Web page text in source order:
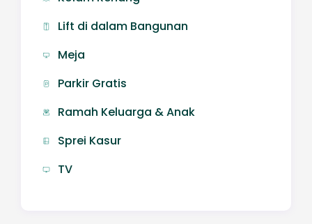
Lift di dalam Bangunan
Meja
Parkir Gratis
Ramah Keluarga & Anak
Sprei Kasur
TV